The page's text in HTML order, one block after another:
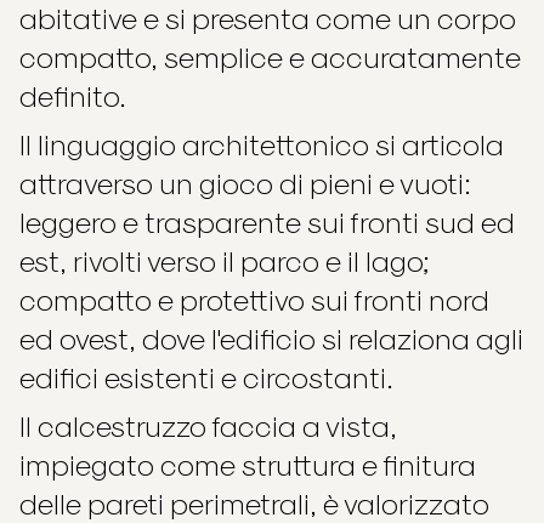
abitative e si presenta come un corpo
compatto, semplice e accuratamente
definito.
Il linguaggio architettonico si articola
attraverso un gioco di pieni e vuoti:
leggero e trasparente sui fronti sud ed
est, rivolti verso il parco e il lago;
compatto e protettivo sui fronti nord
ed ovest, dove l'edificio si relaziona agli
edifici esistenti e circostanti.
Il calcestruzzo faccia a vista,
impiegato come struttura e finitura
delle pareti perimetrali, è valorizzato